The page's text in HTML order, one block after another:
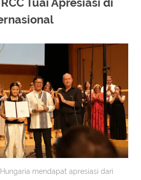
Tuai Apresiasi di
mendapat apresiasi dari